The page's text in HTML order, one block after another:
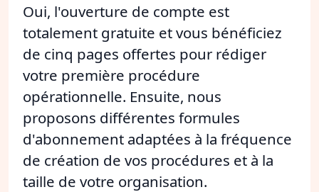
Oui, l'ouverture de compte est
totalement gratuite et vous bénéficiez
de cinq pages offertes pour rédiger
votre première procédure
opérationnelle. Ensuite, nous
proposons différentes formules
d'abonnement adaptées à la fréquence
de création de vos procédures et à la
taille de votre organisation.